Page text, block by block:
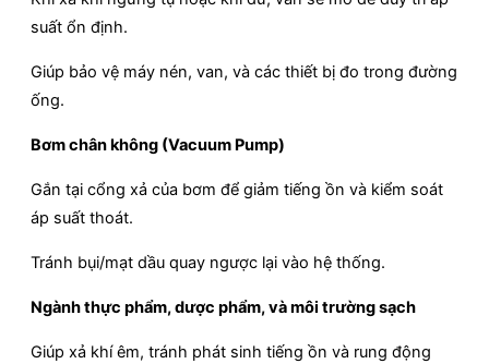
suất ổn định.
Giúp bảo vệ máy nén, van, và các thiết bị đo trong đường
ống.
Bơm chân không (Vacuum Pump)
Gắn tại cổng xả của bơm để giảm tiếng ồn và kiểm soát
áp suất thoát.
Tránh bụi/mạt dầu quay ngược lại vào hệ thống.
Ngành thực phẩm, dược phẩm, và môi trường sạch
Giúp xả khí êm, tránh phát sinh tiếng ồn và rung động